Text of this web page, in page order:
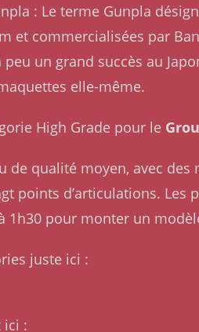
: Le terme Gunpla
et commercialisées par
un grand succès au
elle-même.
High Grade pour le
de qualité moyen, avec
points d’articulations.
1h30 pour monter un
juste ici :
ici :